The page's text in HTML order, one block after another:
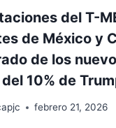
del T-
de México y
de los
10% de
febrero 21, 2026